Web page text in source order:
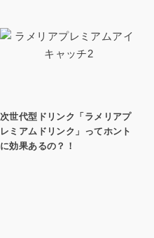
次世代型ドリンク「ラメリアプ
レミアムドリンク」ってホント
に効果あるの？！